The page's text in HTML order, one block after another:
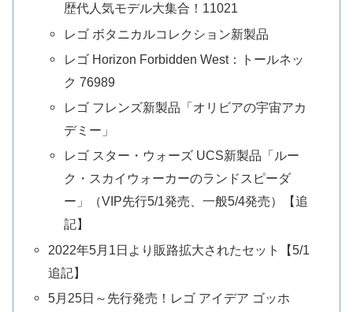
歴代人気モデル大集合！11021
レゴ ボタニカルコレクション新製品
レゴ Horizon Forbidden West：トールネッ
ク 76989
レゴ フレンズ新製品「オリビアの宇宙アカ
デミー」
レゴ スター・ウォーズ UCS新製品「ルー
ク・スカイウォーカーのランドスピーダ
ー」（VIP先行5/1発売、一般5/4発売）【追
記】
2022年5月1日より販路拡大されたセット【5/1
追記】
5月25日～先行発売！レゴ アイデア ゴッホ